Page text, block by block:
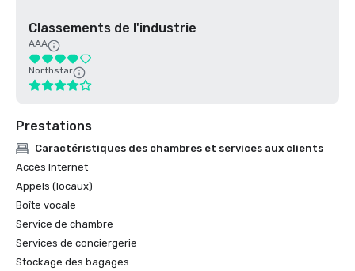
Classements de l'industrie
AAA
Northstar
Prestations
Caractéristiques des chambres et services aux clients
Accès Internet
Appels (locaux)
Boîte vocale
Service de chambre
Services de conciergerie
Stockage des bagages